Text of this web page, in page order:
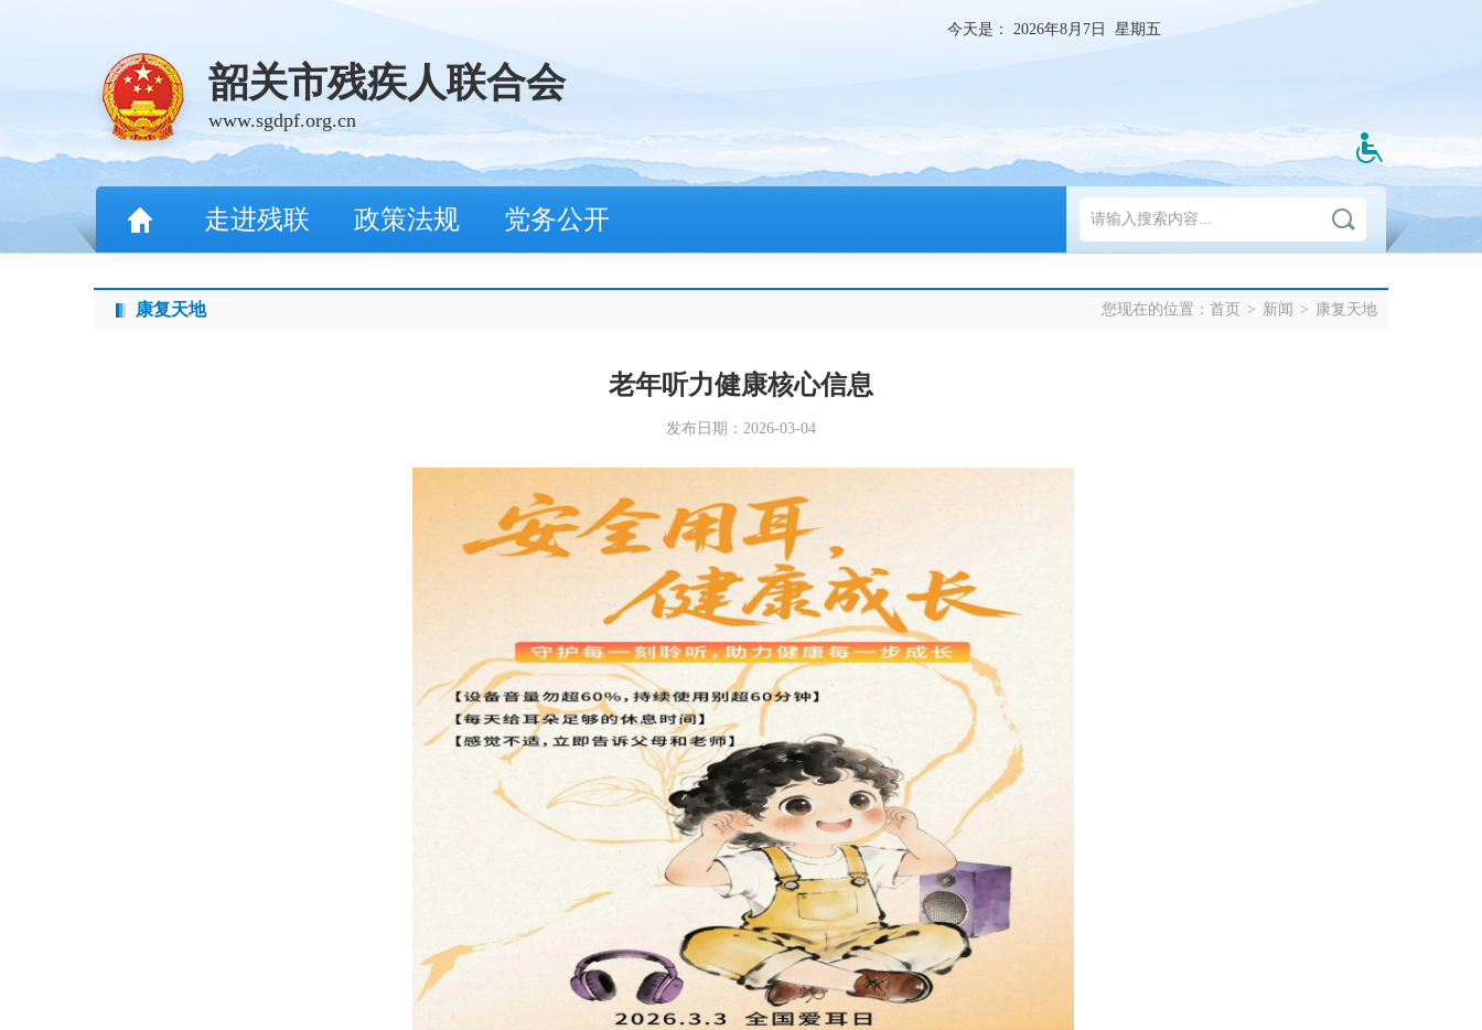
今天是： 2026年8月7日 星期五
韶关市残疾人联合会
www.sgdpf.org.cn
走进残联 政策法规 党务公开
康复天地 您现在的位置： 首页 > 新闻 > 康复天地
老年听力健康核心信息
发布日期：2026-03-04